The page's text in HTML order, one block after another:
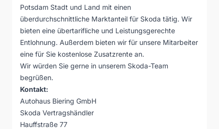
Potsdam Stadt und Land mit einen
überdurchschnittliche Marktanteil für Skoda tätig. Wir
bieten eine übertarifliche und Leistungsgerechte
Entlohnung. Außerdem bieten wir für unsere Mitarbeiter
eine für Sie kostenlose Zusatzrente an.
Wir würden Sie gerne in unserem Skoda-Team
begrüßen.
Kontakt:
Autohaus Biering GmbH
Skoda Vertragshändler
Hauffstraße 77